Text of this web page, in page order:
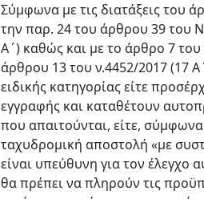
Σύμφωνα με τις διατάξεις του
την παρ. 24 του άρθρου 39 του
Α΄) καθώς και με το άρθρο 7
άρθρου 13 του ν.4452/2017 (17
ειδικής κατηγορίας είτε
εγγραφής και καταθέτουν
που απαιτούνται, είτε,
ταχυδρομική αποστολή «με
είναι υπεύθυνη για τον
θα πρέπει να πληρούν τις